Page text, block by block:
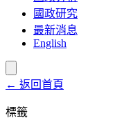
國政研究
最新消息
English
← 返回首頁
標籤